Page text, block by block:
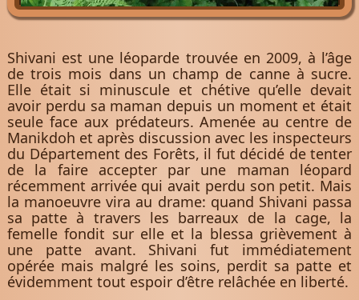
Shivani est une léoparde trouvée en 2009, à l’âge
de trois mois dans un champ de canne à sucre.
Elle était si minuscule et chétive qu’elle devait
avoir perdu sa maman depuis un moment et était
seule face aux prédateurs. Amenée au centre de
Manikdoh et après discussion avec les inspecteurs
du Département des Forêts, il fut décidé de tenter
de la faire accepter par une maman léopard
récemment arrivée qui avait perdu son petit. Mais
la manoeuvre vira au drame: quand Shivani passa
sa patte à travers les barreaux de la cage, la
femelle fondit sur elle et la blessa grièvement à
une patte avant. Shivani fut immédiatement
opérée mais malgré les soins, perdit sa patte et
évidemment tout espoir d’être relâchée en liberté.